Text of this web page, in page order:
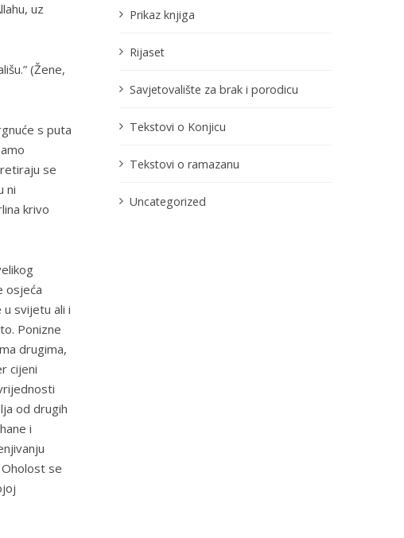
uz
(Žene,
s puta
se
ni
krivo
osjeća
svijetu ali i
Ponizne
drugima,
cijeni
od drugih
i
se
Prikaz knjiga
Rijaset
Savjetovalište za brak i porodicu
Tekstovi o Konjicu
Tekstovi o ramazanu
Uncategorized